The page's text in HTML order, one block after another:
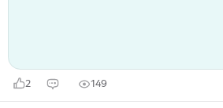
2 149